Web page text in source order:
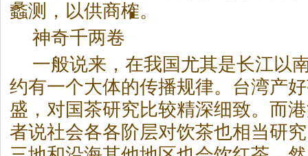
蠡测，以供商榷。
神奇千两卷
一般说来，在我国尤其是长江以
约有一个大体的传播规律。台湾产
盛，对国茶研究比较精深细致。而
者说社会各各阶层对饮茶也相当研